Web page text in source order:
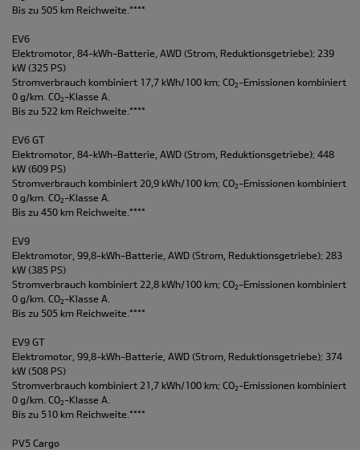
Bis zu 505 km Reichweite.****
EV6
Elektromotor, 84-kWh-Batterie, AWD (Strom, Reduktionsgetriebe); 239
kW (325 PS)
Stromverbrauch kombiniert 17,7 kWh/100 km; CO2 -Emissionen kombiniert
0 g/km. CO2 -Klasse A.
Bis zu 522 km Reichweite.****
EV6 GT
Elektromotor, 84-kWh-Batterie, AWD (Strom, Reduktionsgetriebe); 448
kW (609 PS)
Stromverbrauch kombiniert 20,9 kWh/100 km; CO2 -Emissionen kombiniert
0 g/km. CO2 -Klasse A.
Bis zu 450 km Reichweite.****
EV9
Elektromotor, 99,8-kWh-Batterie, AWD (Strom, Reduktionsgetriebe); 283
kW (385 PS)
Stromverbrauch kombiniert 22,8 kWh/100 km; CO2 -Emissionen kombiniert
0 g/km. CO2 -Klasse A.
Bis zu 505 km Reichweite.****
EV9 GT
Elektromotor, 99,8-kWh-Batterie, AWD (Strom, Reduktionsgetriebe); 374
kW (508 PS)
Stromverbrauch kombiniert 21,7 kWh/100 km; CO2 -Emissionen kombiniert
0 g/km. CO2 -Klasse A.
Bis zu 510 km Reichweite.****
PV5 Cargo